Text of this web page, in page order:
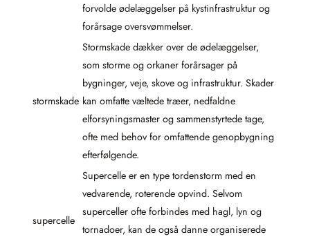
forvolde ødelæggelser på kystinfrastruktur og
forårsage oversvømmelser.
stormskade
Stormskade dækker over de ødelæggelser,
som storme og orkaner forårsager på
bygninger, veje, skove og infrastruktur. Skader
kan omfatte væltede træer, nedfaldne
elforsyningsmaster og sammenstyrtede tage,
ofte med behov for omfattende genopbygning
efterfølgende.
supercelle
Supercelle er en type tordenstorm med en
vedvarende, roterende opvind. Selvom
superceller ofte forbindes med hagl, lyn og
tornadoer, kan de også danne organiserede